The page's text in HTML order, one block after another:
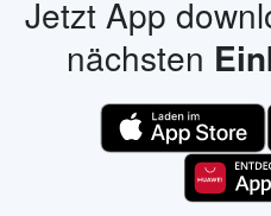
Jetzt App
nächsten